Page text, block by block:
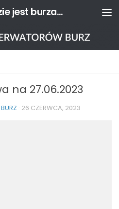
Mapa burzowa - gdzie jest burza? | Sieć Obserwatorów Burz
na 27.06.2023
· 26 CZERWCA, 2023